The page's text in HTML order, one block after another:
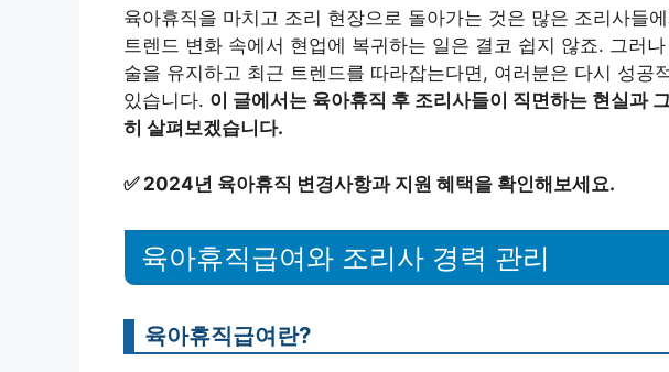
육아휴직을 마치고 조리 현장으로 돌아가는 것은 많은 조리사들
트렌드 변화 속에서 현업에 복귀하는 일은 결코 쉽지 않죠. 그러
술을 유지하고 최근 트렌드를 따라잡는다면, 여러분은 다시 성공
있습니다. 이 글에서는 육아휴직 후 조리사들이 직면하는 현실과
히 살펴보겠습니다.
✅ 2024년 육아휴직 변경사항과 지원 혜택을 확인해보세요.
육아휴직급여와 조리사 경력 관리
육아휴직급여란?